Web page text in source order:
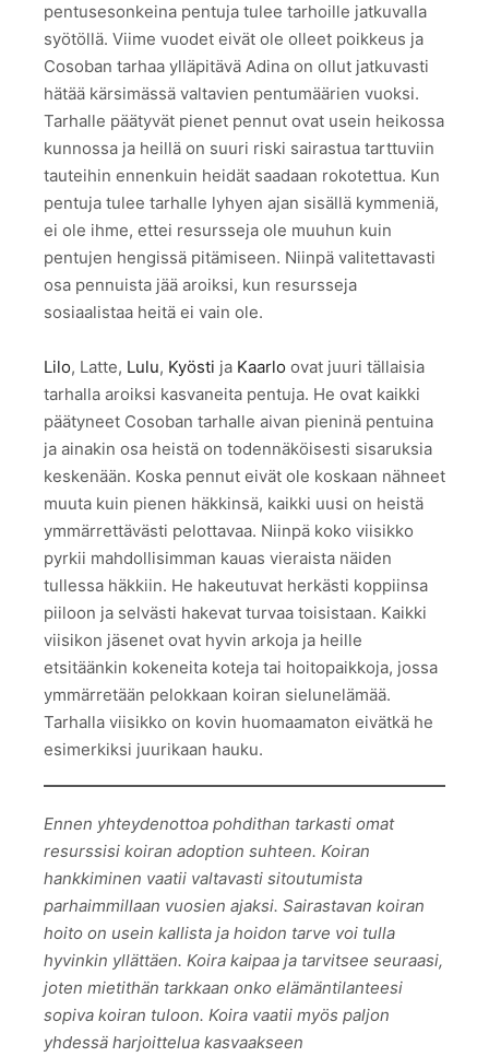
pentusesonkeina pentuja tulee tarhoille jatkuvalla
syötöllä. Viime vuodet eivät ole olleet poikkeus ja
Cosoban tarhaa ylläpitävä Adina on ollut jatkuvasti
hätää kärsimässä valtavien pentumäärien vuoksi.
Tarhalle päätyvät pienet pennut ovat usein heikossa
kunnossa ja heillä on suuri riski sairastua tarttuviin
tauteihin ennenkuin heidät saadaan rokotettua. Kun
pentuja tulee tarhalle lyhyen ajan sisällä kymmeniä,
ei ole ihme, ettei resursseja ole muuhun kuin
pentujen hengissä pitämiseen. Niinpä valitettavasti
osa pennuista jää aroiksi, kun resursseja
sosiaalistaa heitä ei vain ole.
Lilo, Latte, Lulu, Kyösti ja Kaarlo ovat juuri tällaisia
tarhalla aroiksi kasvaneita pentuja. He ovat kaikki
päätyneet Cosoban tarhalle aivan pieninä pentuina
ja ainakin osa heistä on todennäköisesti sisaruksia
keskenään. Koska pennut eivät ole koskaan nähneet
muuta kuin pienen häkkinsä, kaikki uusi on heistä
ymmärrettävästi pelottavaa. Niinpä koko viisikko
pyrkii mahdollisimman kauas vieraista näiden
tullessa häkkiin. He hakeutuvat herkästi koppiinsa
piiloon ja selvästi hakevat turvaa toisistaan. Kaikki
viisikon jäsenet ovat hyvin arkoja ja heille
etsitäänkin kokeneita koteja tai hoitopaikkoja, jossa
ymmärretään pelokkaan koiran sielunelämää.
Tarhalla viisikko on kovin huomaamaton eivätkä he
esimerkiksi juurikaan hauku.
Ennen yhteydenottoa pohdithan tarkasti omat
resurssisi koiran adoption suhteen. Koiran
hankkiminen vaatii valtavasti sitoutumista
parhaimmillaan vuosien ajaksi. Sairastavan koiran
hoito on usein kallista ja hoidon tarve voi tulla
hyvinkin yllättäen. Koira kaipaa ja tarvitsee seuraasi,
joten mietithän tarkkaan onko elämäntilanteesi
sopiva koiran tuloon. Koira vaatii myös paljon
yhdessä harjoittelua kasvaakseen